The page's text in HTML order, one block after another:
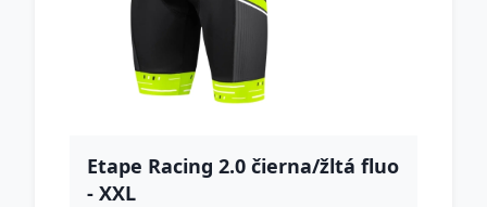
Etape Racing 2.0 čierna/žltá fluo
- XXL